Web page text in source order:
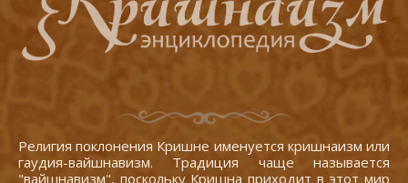
Религия поклонения Кришне именуется кришнаизм или
гаудия-вайшнавизм. Традиция чаще называется
"вайшнавизм", поскольку Кришна приходит в этот мир